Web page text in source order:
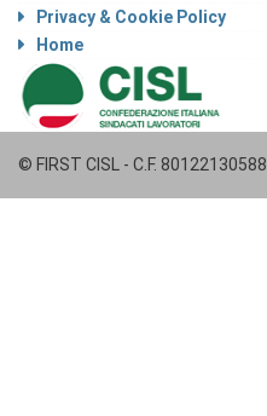
Privacy & Cookie Policy
Home
© FIRST CISL - C.F. 80122130588